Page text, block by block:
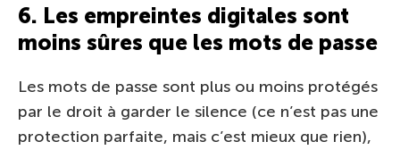
6. Les empreintes digitales sont
moins sûres que les mots de passe
Les mots de passe sont plus ou moins protégés
par le droit à garder le silence (ce n’est pas une
protection parfaite, mais c’est mieux que rien),